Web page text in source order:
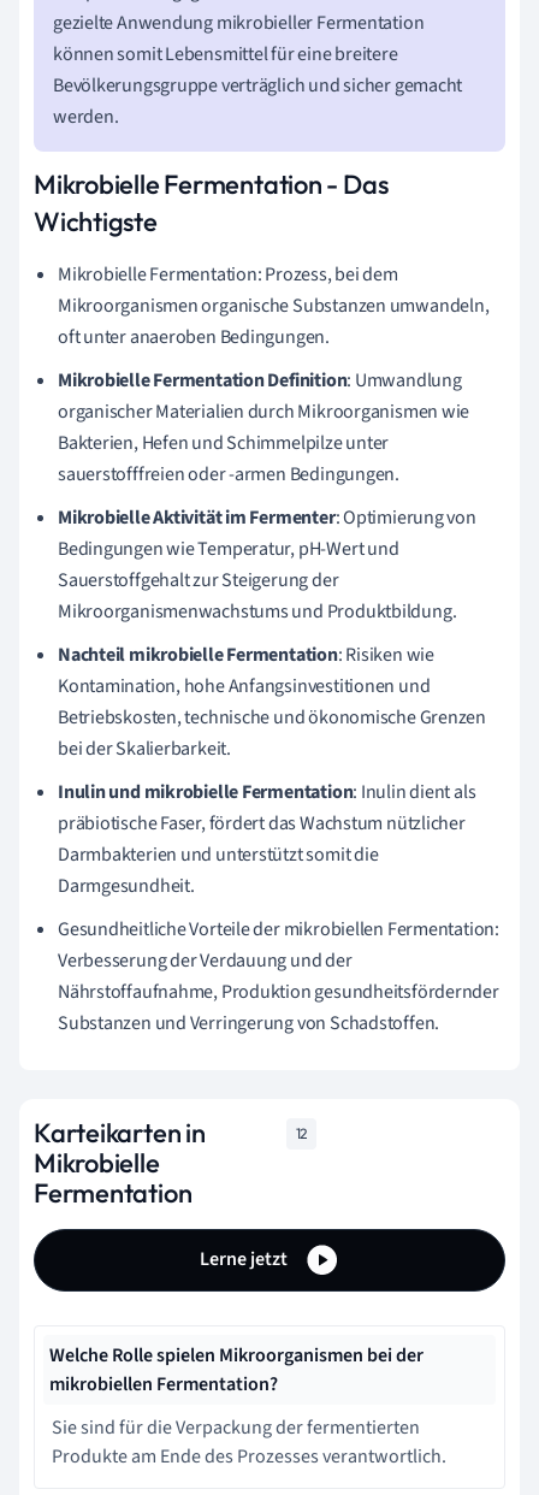
gezielte Anwendung mikrobieller Fermentation
können somit Lebensmittel für eine breitere
Bevölkerungsgruppe verträglich und sicher gemacht
werden.
Mikrobielle Fermentation - Das
Wichtigste
Mikrobielle Fermentation: Prozess, bei dem
Mikroorganismen organische Substanzen umwandeln,
oft unter anaeroben Bedingungen.
Mikrobielle Fermentation Definition: Umwandlung
organischer Materialien durch Mikroorganismen wie
Bakterien, Hefen und Schimmelpilze unter
sauerstofffreien oder -armen Bedingungen.
Mikrobielle Aktivität im Fermenter: Optimierung von
Bedingungen wie Temperatur, pH-Wert und
Sauerstoffgehalt zur Steigerung der
Mikroorganismenwachstums und Produktbildung.
Nachteil mikrobielle Fermentation: Risiken wie
Kontamination, hohe Anfangsinvestitionen und
Betriebskosten, technische und ökonomische Grenzen
bei der Skalierbarkeit.
Inulin und mikrobielle Fermentation: Inulin dient als
präbiotische Faser, fördert das Wachstum nützlicher
Darmbakterien und unterstützt somit die
Darmgesundheit.
Gesundheitliche Vorteile der mikrobiellen Fermentation:
Verbesserung der Verdauung und der
Nährstoffaufnahme, Produktion gesundheitsfördernder
Substanzen und Verringerung von Schadstoffen.
Karteikarten in
Mikrobielle
Fermentation
12
Lerne jetzt
Welche Rolle spielen Mikroorganismen bei der
mikrobiellen Fermentation?
Sie sind für die Verpackung der fermentierten
Produkte am Ende des Prozesses verantwortlich.